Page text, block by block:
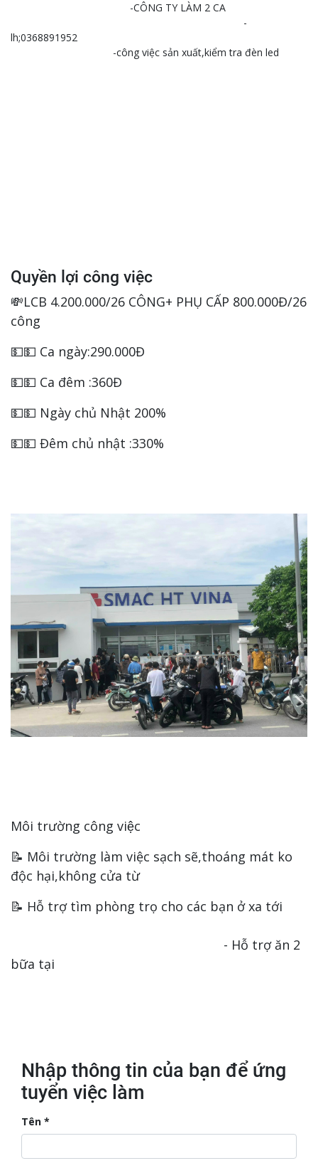
-CÔNG TY LÀM 2 CA
-
lh;0368891952
-công việc sản xuất,kiểm tra đèn led
Quyền lợi công việc
💸LCB 4.200.000/26 CÔNG+ PHỤ CẤP 800.000Đ/26
công
💵💵 Ca ngày:290.000Đ
💵💵 Ca đêm :360Đ
💵💵 Ngày chủ Nhật 200%
💵💵 Đêm chủ nhật :330%
Môi trường công việc
📝 Môi trường làm việc sạch sẽ,thoáng mát ko
độc hại,không cửa từ
📝 Hỗ trợ tìm phòng trọ cho các bạn ở xa tới
- Hỗ trợ ăn 2
bữa tại
Nhập thông tin của bạn để ứng
tuyển việc làm
Tên